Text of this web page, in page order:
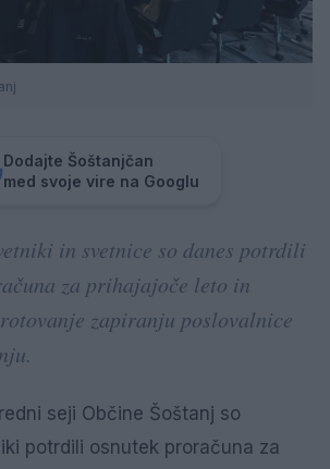
Dodajte Šoštanjčan
med svoje vire na Googlu
in svetnice so danes potrdili
za prihajajoče leto in
zapiranju poslovalnice
seji Občine Šoštanj so
potrdili osnutek proračuna za